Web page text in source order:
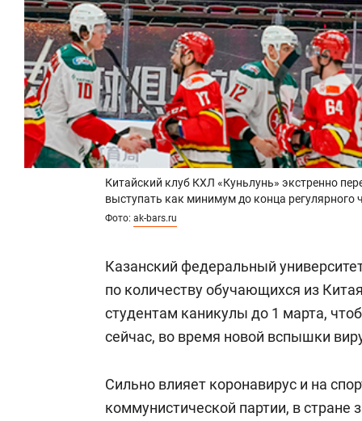
Китайский клуб КХЛ «Куньлунь» экстренно
выступать как минимум до конца регулярного
Фото: ak-bars.ru
Казанский федеральный
по количеству обучающихся из
студентам каникулы до 1 марта,
сейчас, во время новой вспышки
Сильно влияет коронавирус и на
коммунистической партии, в